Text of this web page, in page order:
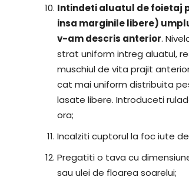
Intindeti aluatul de foietaj
insa marginile libere)
v-am descris anterior.
strat uniform intreg aluatul,
muschiul de vita prajit
cat mai uniform distribuita
lasate libere. Introduceti
ora;
Incalziti cuptorul la foc iute
Pregatiti o tava cu
sau ulei de floarea soarelui;